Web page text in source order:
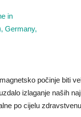
počinje biti
izlaganje naših
po cijelu